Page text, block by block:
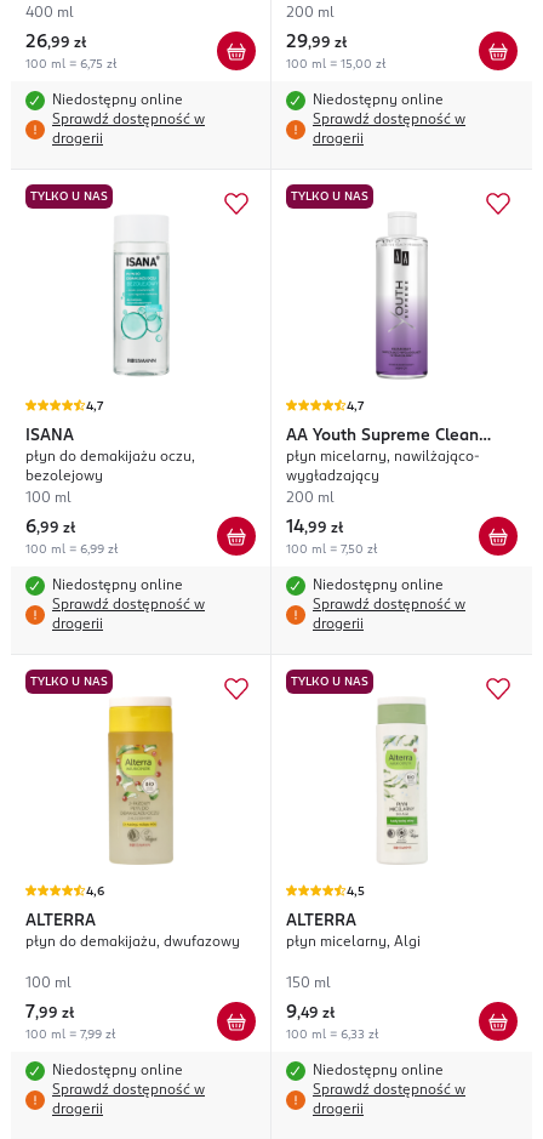
400 ml
26,99 zł
100 ml = 6,75 zł
Niedostępny online
Sprawdź dostępność w
drogerii
200 ml
29,99 zł
100 ml = 15,00 zł
Niedostępny online
Sprawdź dostępność w
drogerii
TYLKO U NAS
4,7
ISANA
płyn do demakijażu oczu,
bezolejowy
100 ml
6,99 zł
100 ml = 6,99 zł
Niedostępny online
Sprawdź dostępność w
drogerii
TYLKO U NAS
4,7
AA Youth Supreme Clean
Daily
płyn micelarny, nawilżająco-
wygładzający
200 ml
14,99 zł
100 ml = 7,50 zł
Niedostępny online
Sprawdź dostępność w
drogerii
TYLKO U NAS
4,6
ALTERRA
płyn do demakijażu, dwufazowy
100 ml
7,99 zł
100 ml = 7,99 zł
Niedostępny online
Sprawdź dostępność w
drogerii
TYLKO U NAS
4,5
ALTERRA
płyn micelarny, Algi
150 ml
9,49 zł
100 ml = 6,33 zł
Niedostępny online
Sprawdź dostępność w
drogerii